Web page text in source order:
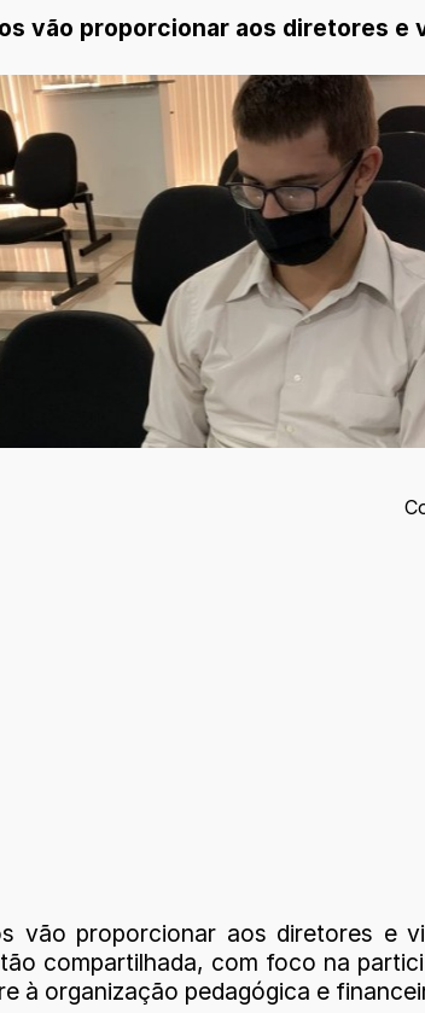
vão proporcionar aos diretores
vão proporcionar aos diretores e
compartilhada, com foco na
à organização pedagógica e